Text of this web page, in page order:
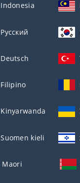
Indonesia
Русский
Deutsch
Filipino
Kinyarwanda
Suomen kieli
Maori